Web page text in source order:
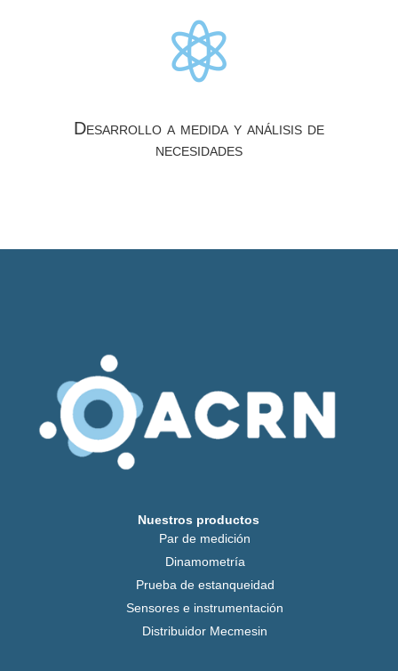

Desarrollo a medida y análisis de
necesidades
Nuestros productos
Par de medición
Dinamometría
Prueba de estanqueidad
Sensores e instrumentación
Distribuidor Mecmesin